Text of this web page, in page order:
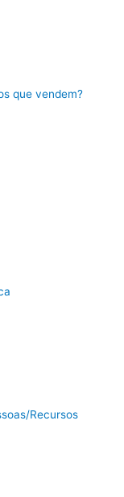
que vendem?
Recursos